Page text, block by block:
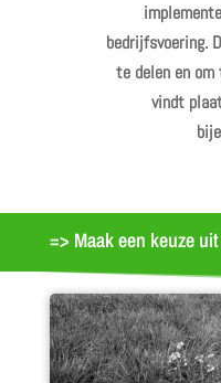
bedrijfsvoering.
te delen en
vindt
=> Maak een keuze